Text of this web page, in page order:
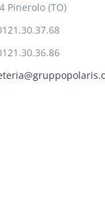
Pinerolo (TO)